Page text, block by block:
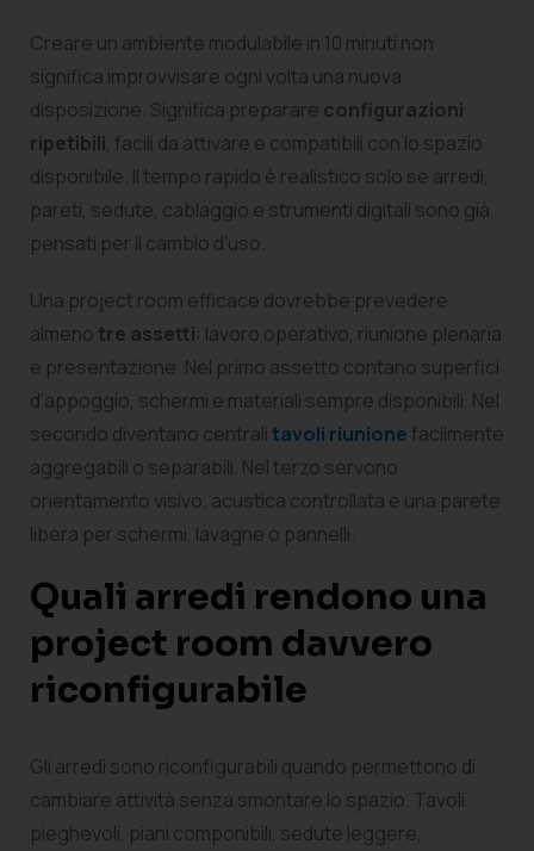
Creare un ambiente modulabile in 10 minuti non
significa improvvisare ogni volta una nuova
disposizione. Significa preparare configurazioni
ripetibili, facili da attivare e compatibili con lo spazio
disponibile. Il tempo rapido è realistico solo se arredi,
pareti, sedute, cablaggio e strumenti digitali sono già
pensati per il cambio d’uso.
Una project room efficace dovrebbe prevedere
almeno tre assetti: lavoro operativo, riunione plenaria
e presentazione. Nel primo assetto contano superfici
d’appoggio, schermi e materiali sempre disponibili. Nel
secondo diventano centralitavoli riunione facilmente
aggregabili o separabili. Nel terzo servono
orientamento visivo, acustica controllata e una parete
libera per schermi, lavagne o pannelli.
Quali arredi rendono una
project room davvero
riconfigurabile
Gli arredi sono riconfigurabili quando permettono di
cambiare attività senza smontare lo spazio. Tavoli
pieghevoli, piani componibili, sedute leggere,